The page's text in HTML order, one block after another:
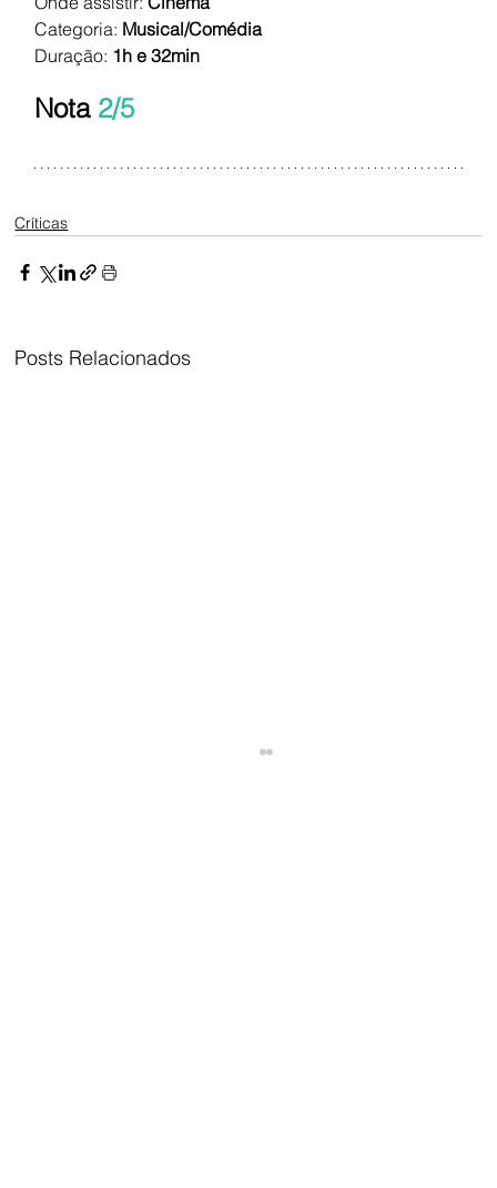
Categoria: Musical/Comédia
Duração: 1h e 32min
Nota 2/5
Críticas
Posts Relacionados